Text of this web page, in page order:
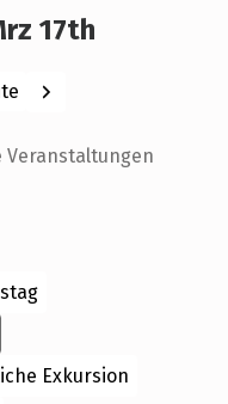
17th
Weiter
Veranstaltungen
Exkursion